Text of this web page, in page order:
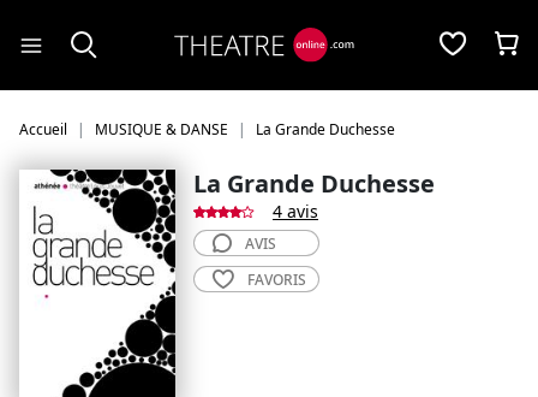
Accueil MUSIQUE & DANSE La Grande Duchesse
La Grande Duchesse
4 avis
AVIS
FAVORIS